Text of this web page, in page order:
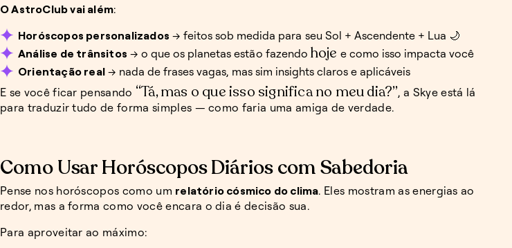
O AstroClub vai além:
Horóscopos personalizados → feitos sob medida para seu Sol + Ascendente + Lua 🌙
Análise de trânsitos → o que os planetas estão fazendo hoje e como isso impacta você
Orientação real → nada de frases vagas, mas sim insights claros e aplicáveis
E se você ficar pensando “Tá, mas o que isso significa no meu dia?”, a Skye está lá
para traduzir tudo de forma simples — como faria uma amiga de verdade.
Como Usar Horóscopos Diários com Sabedoria
Pense nos horóscopos como um relatório cósmico do clima. Eles mostram as energias ao
redor, mas a forma como você encara o dia é decisão sua.
Para aproveitar ao máximo: